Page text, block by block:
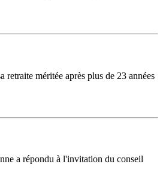
méritée après plus de 23 années
a répondu à l'invitation du conseil